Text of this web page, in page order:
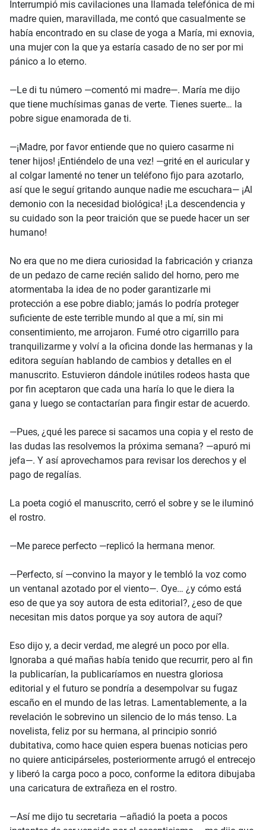
Interrumpió mis cavilaciones una llamada telefónica de mi
madre quien, maravillada, me contó que casualmente se
había encontrado en su clase de yoga a María, mi exnovia,
una mujer con la que ya estaría casado de no ser por mi
pánico a lo eterno.
—Le di tu número —comentó mi madre—. María me dijo
que tiene muchísimas ganas de verte. Tienes suerte… la
pobre sigue enamorada de ti.
—¡Madre, por favor entiende que no quiero casarme ni
tener hijos! ¡Entiéndelo de una vez! —grité en el auricular y
al colgar lamenté no tener un teléfono fijo para azotarlo,
así que le seguí gritando aunque nadie me escuchara— ¡Al
demonio con la necesidad biológica! ¡La descendencia y
su cuidado son la peor traición que se puede hacer un ser
humano!
No era que no me diera curiosidad la fabricación y crianza
de un pedazo de carne recién salido del horno, pero me
atormentaba la idea de no poder garantizarle mi
protección a ese pobre diablo; jamás lo podría proteger
suficiente de este terrible mundo al que a mí, sin mi
consentimiento, me arrojaron. Fumé otro cigarrillo para
tranquilizarme y volví a la oficina donde las hermanas y la
editora seguían hablando de cambios y detalles en el
manuscrito. Estuvieron dándole inútiles rodeos hasta que
por fin aceptaron que cada una haría lo que le diera la
gana y luego se contactarían para fingir estar de acuerdo.
—Pues, ¿qué les parece si sacamos una copia y el resto de
las dudas las resolvemos la próxima semana? —apuró mi
jefa—. Y así aprovechamos para revisar los derechos y el
pago de regalías.
La poeta cogió el manuscrito, cerró el sobre y se le iluminó
el rostro.
—Me parece perfecto —replicó la hermana menor.
—Perfecto, sí —convino la mayor y le tembló la voz como
un ventanal azotado por el viento—. Oye… ¿y cómo está
eso de que ya soy autora de esta editorial?, ¿eso de que
necesitan mis datos porque ya soy autora de aquí?
Eso dijo y, a decir verdad, me alegré un poco por ella.
Ignoraba a qué mañas había tenido que recurrir, pero al fin
la publicarían, la publicaríamos en nuestra gloriosa
editorial y el futuro se pondría a desempolvar su fugaz
escaño en el mundo de las letras. Lamentablemente, a la
revelación le sobrevino un silencio de lo más tenso. La
novelista, feliz por su hermana, al principio sonrió
dubitativa, como hace quien espera buenas noticias pero
no quiere anticipárseles, posteriormente arrugó el entrecejo
y liberó la carga poco a poco, conforme la editora dibujaba
una caricatura de extrañeza en el rostro.
—Así me dijo tu secretaria —añadió la poeta a pocos